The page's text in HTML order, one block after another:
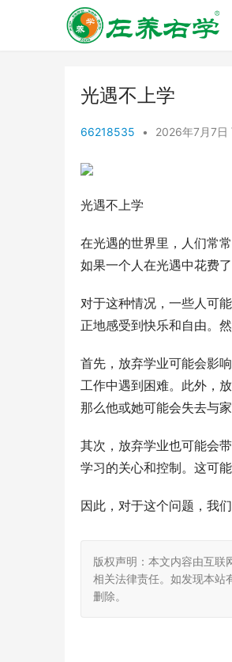
光遇不上学
66218535 • 2026年7月7日
光遇不上学
在光遇的世界里，人们常
如果一个人在光遇中花费
对于这种情况，一些人可
正地感受到快乐和自由。
首先，放弃学业可能会影
工作中遇到困难。此外，
那么他或她可能会失去与
其次，放弃学业也可能会
学习的关心和控制。这可
因此，对于这个问题，我们
版权声明：本文内容由互联
相关法律责任。如发现本
删除。